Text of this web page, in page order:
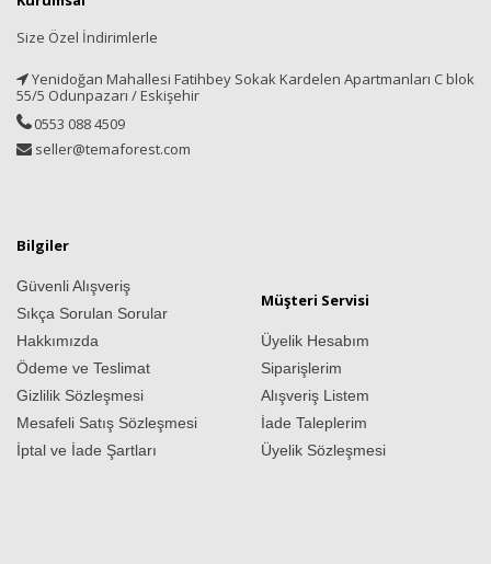
Size Özel İndirimlerle
Yenidoğan Mahallesi Fatihbey Sokak Kardelen Apartmanları C blok
55/5 Odunpazarı / Eskişehir
0553 088 4509
seller@temaforest.com
Bilgiler
Güvenli Alışveriş
Sıkça Sorulan Sorular
Hakkımızda
Ödeme ve Teslimat
Gizlilik Sözleşmesi
Mesafeli Satış Sözleşmesi
İptal ve İade Şartları
Müşteri Servisi
Üyelik Hesabım
Siparişlerim
Alışveriş Listem
İade Taleplerim
Üyelik Sözleşmesi